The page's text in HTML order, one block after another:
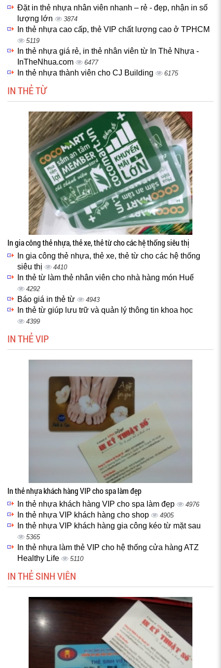
Đặt in thẻ nhựa nhân viên nhanh – rẻ - đẹp, nhận in số
lượng lớn
3874
In thẻ nhựa cao cấp, thẻ VIP chất lượng cao ở TPHCM
5119
In thẻ nhựa giá rẻ, in thẻ nhân viên từ In Thẻ Nhựa -
InTheNhua.com
6477
In thẻ nhựa thành viên cho CJ Building 6175
IN THẺ TỪ
In gia công thẻ nhựa, thẻ xe, thẻ từ cho các hệ thống siêu thị
In gia công thẻ nhựa, thẻ xe, thẻ từ cho các hệ thống
siêu thị
4410
In thẻ từ làm thẻ nhân viên cho nhà hàng món Huế
4292
Báo giá in thẻ từ 4943
In thẻ từ giúp lưu trữ và quản lý thông tin khoa học
4399
IN THẺ VIP
In thẻ nhựa khách hàng VIP cho spa làm đẹp
In thẻ nhựa khách hàng VIP cho spa làm đẹp 4976
In thẻ nhựa VIP khách hàng cho shop 4905
In thẻ nhựa VIP khách hàng gia công kéo từ mặt sau
5365
In thẻ nhựa làm thẻ VIP cho hệ thống cửa hàng ATZ
Healthy Life
5110
IN THẺ SINH VIÊN